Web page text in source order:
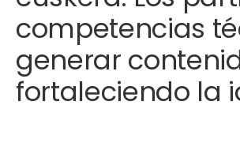
competencias
generar
fortaleciendo la